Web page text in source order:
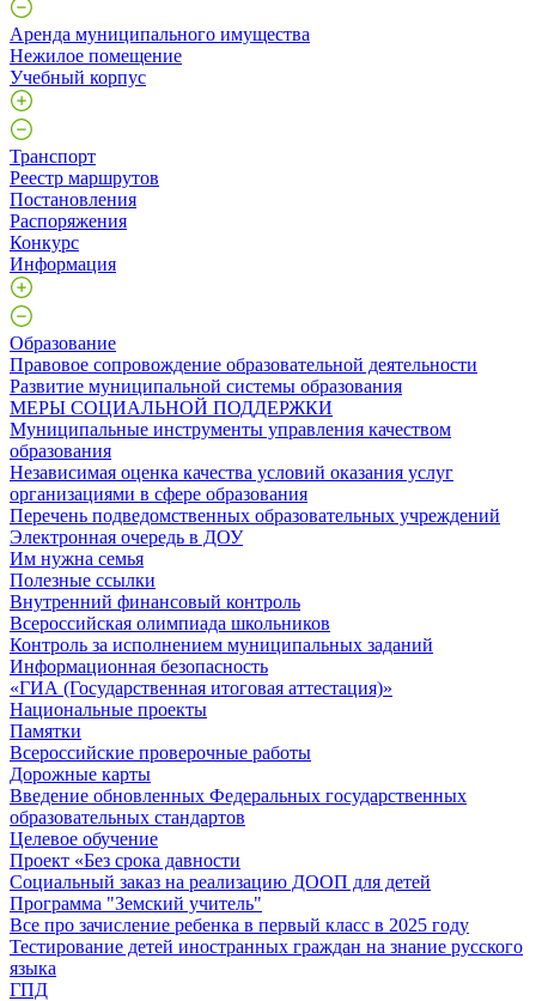
Аренда муниципального имущества
Нежилое помещение
Учебный корпус
Транспорт
Реестр маршрутов
Постановления
Распоряжения
Конкурс
Информация
Образование
Правовое сопровождение образовательной деятельности
Развитие муниципальной системы образования
МЕРЫ СОЦИАЛЬНОЙ ПОДДЕРЖКИ
Муниципальные инструменты управления качеством
образования
Независимая оценка качества условий оказания услуг
организациями в сфере образования
Перечень подведомственных образовательных учреждений
Электронная очередь в ДОУ
Им нужна семья
Полезные ссылки
Внутренний финансовый контроль
Всероссийская олимпиада школьников
Контроль за исполнением муниципальных заданий
Информационная безопасность
«ГИА (Государственная итоговая аттестация)»
Национальные проекты
Памятки
Всероссийские проверочные работы
Дорожные карты
Введение обновленных Федеральных государственных
образовательных стандартов
Целевое обучение
Проект «Без срока давности
Социальный заказ на реализацию ДООП для детей
Программа "Земский учитель"
Все про зачисление ребенка в первый класс в 2025 году
Тестирование детей иностранных граждан на знание русского
языка
ГПД